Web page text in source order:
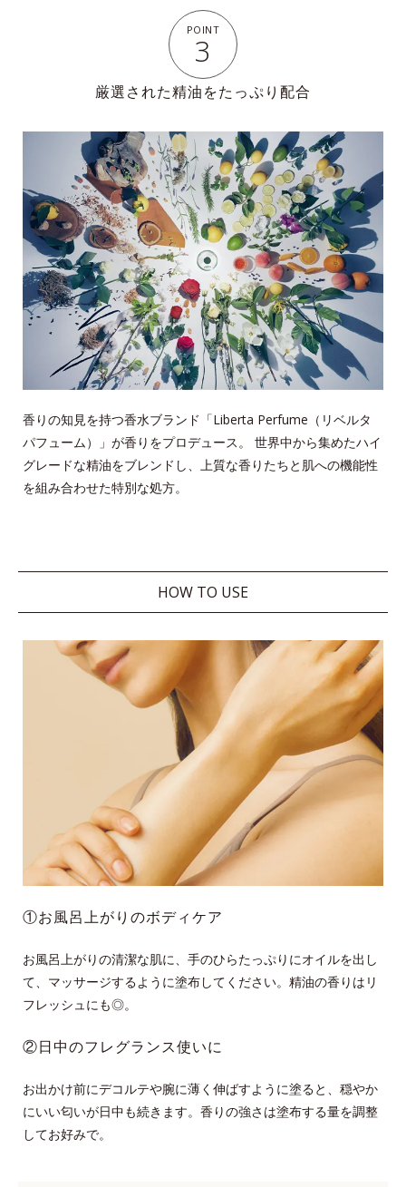
POINT
3
厳選された精油をたっぷり配合
香りの知見を持つ香水ブランド「Liberta Perfume（リベルタ
パフューム）」が香りをプロデュース。
世界中から集めたハイ
グレードな精油をブレンドし、上質な香りたちと肌への機能性
を組み合わせた特別な処方。
HOW TO USE
①お風呂上がりのボディケア
お風呂上がりの清潔な肌に、手のひらたっぷりにオイルを出し
て、マッサージするように塗布してください。精油の香りはリ
フレッシュにも◎。
②日中のフレグランス使いに
お出かけ前にデコルテや腕に薄く伸ばすように塗ると、穏やか
にいい匂いが日中も続きます。香りの強さは塗布する量を調整
してお好みで。